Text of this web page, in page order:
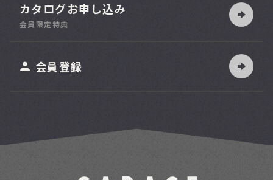
カタログお申し込み
会員限定特典
会員登録